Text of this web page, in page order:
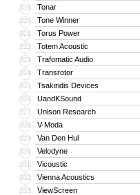
319 Tonar
320 Tone Winner
321 Torus Power
322 Totem Acoustic
323 Trafomatic Audio
324 Transrotor
325 Tsakiridis Devices
326 UandKSound
327 Unison Research
328 V-Moda
329 Van Den Hul
330 Velodyne
331 Vicoustic
332 Vienna Acoustics
333 ViewScreen